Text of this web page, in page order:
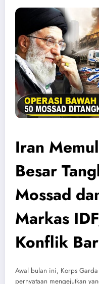
Iran
Besar
Mossad
Markas
Konflik
Awal bulan ini, Korps
pernyataan mengejutkan